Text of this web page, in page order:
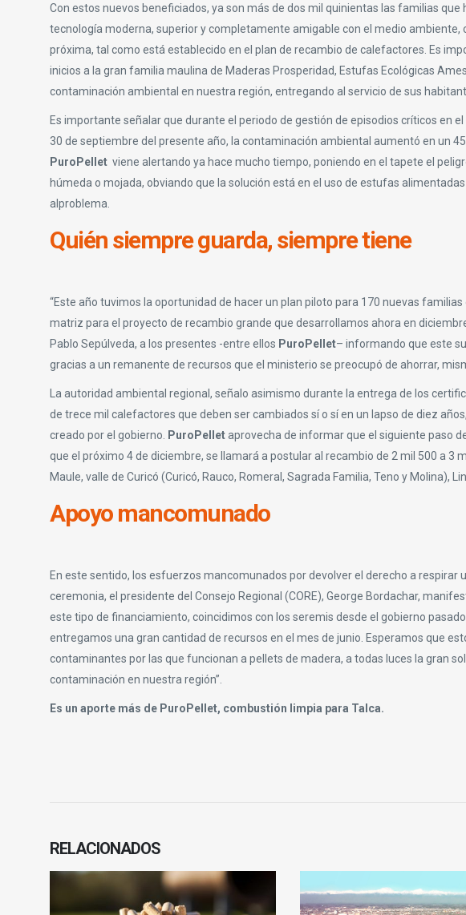
Con estos nuevos beneficiados, ya son más de dos mil quinientas las familias
tecnología moderna, superior y completamente amigable con el medio
próxima, tal como está establecido en el plan de recambio de calefactores. Es
inicios a la gran familia maulina de Maderas Prosperidad, Estufas Ecológicas
contaminación ambiental en nuestra región, entregando al servicio de sus
Es importante señalar que durante el periodo de gestión de episodios críticos en
30 de septiembre del presente año, la contaminación ambiental aumentó en un
PuroPellet viene alertando ya hace mucho tiempo, poniendo en el tapete el
húmeda o mojada, obviando que la solución está en el uso de estufas
alproblema.
Quién siempre guarda, siempre tiene
“Este año tuvimos la oportunidad de hacer un plan piloto para 170 nuevas
matriz para el proyecto de recambio grande que desarrollamos ahora en
Pablo Sepúlveda, a los presentes -entre ellos PuroPellet– informando que este
gracias a un remanente de recursos que el ministerio se preocupó de ahorrar,
La autoridad ambiental regional, señalo asimismo durante la entrega de los
de trece mil calefactores que deben ser cambiados sí o sí en un lapso de diez
creado por el gobierno.
PuroPelletaprovecha de informar que el siguiente paso
que el próximo 4 de diciembre, se llamará a postular al recambio de 2 mil 500 a 3
Maule, valle de Curicó (Curicó, Rauco, Romeral, Sagrada Familia, Teno y Molina),
Apoyo mancomunado
En este sentido, los esfuerzos mancomunados por devolver el derecho a respirar
ceremonia, el presidente del Consejo Regional (CORE), George Bordachar,
este tipo de financiamiento, coincidimos con los seremis desde el gobierno
entregamos una gran cantidad de recursos en el mes de junio. Esperamos que
contaminantes por las que funcionan a pellets de madera, a todas luces la gran
contaminación en nuestra región”.
Es un aporte más de PuroPellet, combustión limpia para Talca.
RELACIONADOS